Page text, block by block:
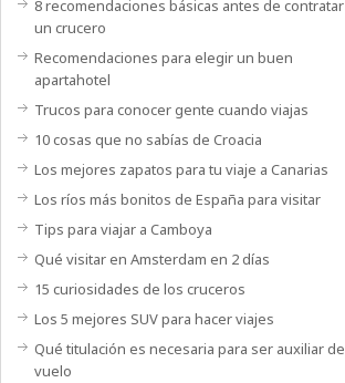
8 recomendaciones básicas antes de contratar
un crucero
Recomendaciones para elegir un buen
apartahotel
Trucos para conocer gente cuando viajas
10 cosas que no sabías de Croacia
Los mejores zapatos para tu viaje a Canarias
Los ríos más bonitos de España para visitar
Tips para viajar a Camboya
Qué visitar en Amsterdam en 2 días
15 curiosidades de los cruceros
Los 5 mejores SUV para hacer viajes
Qué titulación es necesaria para ser auxiliar de
vuelo